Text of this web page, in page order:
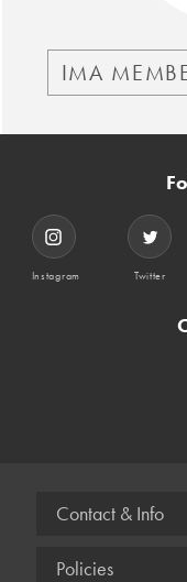
IMA
Instagram Twitter
Contact & Info
Policies